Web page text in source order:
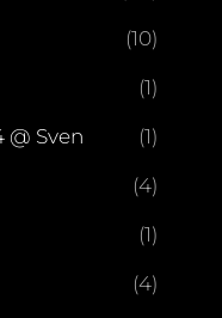
(10)
(1)
@ Sven (1)
(4)
(1)
(4)